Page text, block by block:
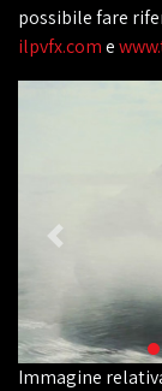
possibile fare
ilpvfx.come
Immagine